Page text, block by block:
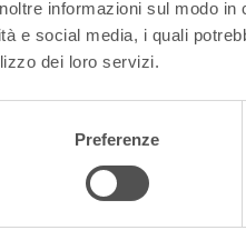
informazioni sul modo
e social media, i quali
dei loro servizi.
Preferenze